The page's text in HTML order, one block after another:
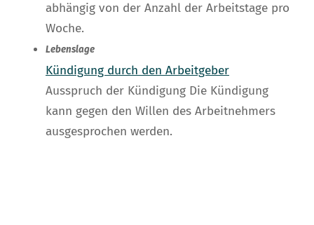
abhängig von der Anzahl der Arbeitstage pro
Woche.
Lebenslage
Kündigung durch den Arbeitgeber
Ausspruch der Kündigung Die Kündigung
kann gegen den Willen des Arbeitnehmers
ausgesprochen werden.